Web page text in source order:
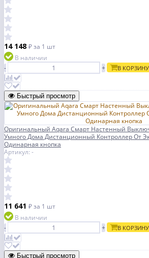
14 148 ₽за 1 шт
В наличии
-
+ В КОРЗИНУ
Быстрый просмотр
Оригинальный Aqara Смарт Настенный
Умного Дома Дистанционный Контроллер От
Одинарная кнопка
Артикул: -
11 641 ₽за 1 шт
В наличии
-
+ В КОРЗИНУ
Быстрый просмотр